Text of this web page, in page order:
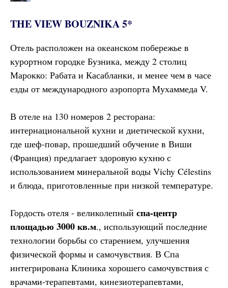
THE VIEW BOUZNIKA 5*
Отель расположен на океанском побережье в
курортном городке Бузника, между 2 столиц
Марокко: Рабата и Касабланки, и менее чем в часе
езды от международного аэропорта Мухаммеда V.
В отеле на 130 номеров 2 ресторана:
интернациональной кухни и диетической кухни,
где шеф-повар, прошедший обучение в Виши
(Франция) предлагает здоровую кухню с
использованием минеральной воды Vichy Célestins
и блюда, приготовленные при низкой температуре.
Гордость отеля - великолепный спа-центр
площадью 3000 кв.м., использующий последние
технологии борьбы со старением, улучшения
физической формы и самочувствия. В Спа
интегрирована Клиника хорошего самочувствия с
врачами-терапевтами, кинезиотерапевтами,